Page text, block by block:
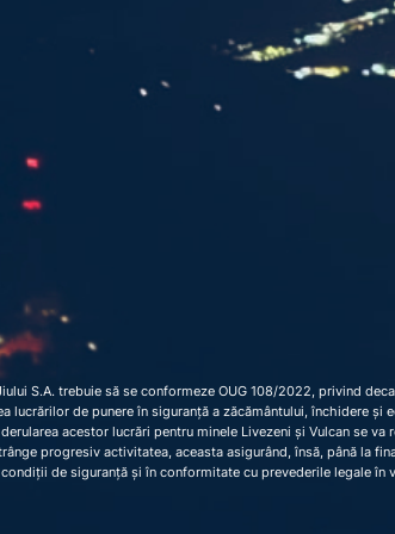
S.A. trebuie să se conformeze OUG 108/2022, privind
lucrărilor de punere în siguranță a zăcământului, închidere și
acestor lucrări pentru minele Livezeni și Vulcan se
progresiv activitatea, aceasta asigurând, însă, până la
de siguranță și în conformitate cu prevederile legale în